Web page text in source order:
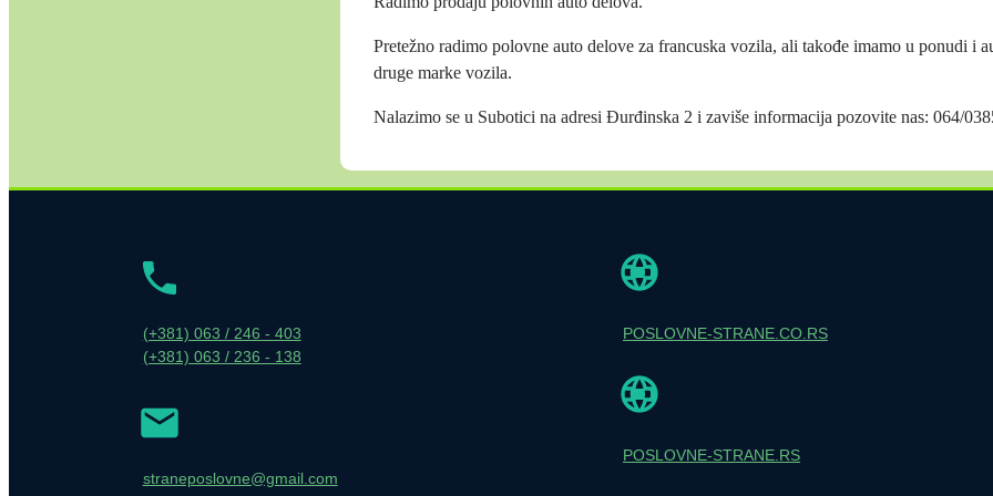
Pretežno radimo polovne auto delove za francuska vozila, ali takođe imamo u ponudi i
druge marke vozila.
Nalazimo se u Subotici na adresi Đurđinska 2 i zaviše informacija pozovite nas: 064/
(+381) 063 / 246 - 403
(+381) 063 / 236 - 138
straneposlovne@gmail.com
POSLOVNE-STRANE.CO.RS
POSLOVNE-STRANE.RS